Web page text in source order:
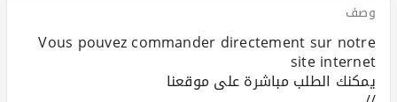
وصف
Vous pouvez commander directement sur notre